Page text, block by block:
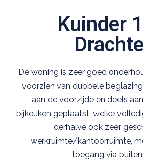
Kuinder
De woning is zeer goed
voorzien van dubbele beglazing
aan de voorzijde en deels
bijkeuken geplaatst, welke
derhalve ook zeer
werkruimte/kantoorruimte,
toegang via